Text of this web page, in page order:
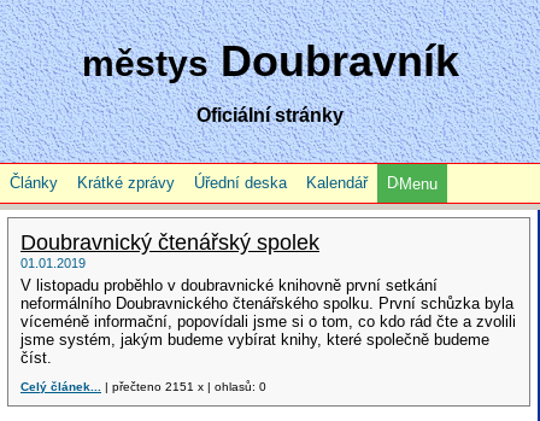
městysDoubravník
Oficiální stránky
Články Krátké zprávy Úřední deska Kalendář Menu
Doubravnický čtenářský spolek
01.01.2019
V listopadu proběhlo v doubravnické knihovně první setkání
neformálního Doubravnického čtenářského spolku. První schůzka byla
víceméně informační, popovídali jsme si o tom, co kdo rád čte a zvolili
jsme systém, jakým budeme vybírat knihy, které společně budeme
číst.
Celý článek... | přečteno 2151 x | ohlasů: 0